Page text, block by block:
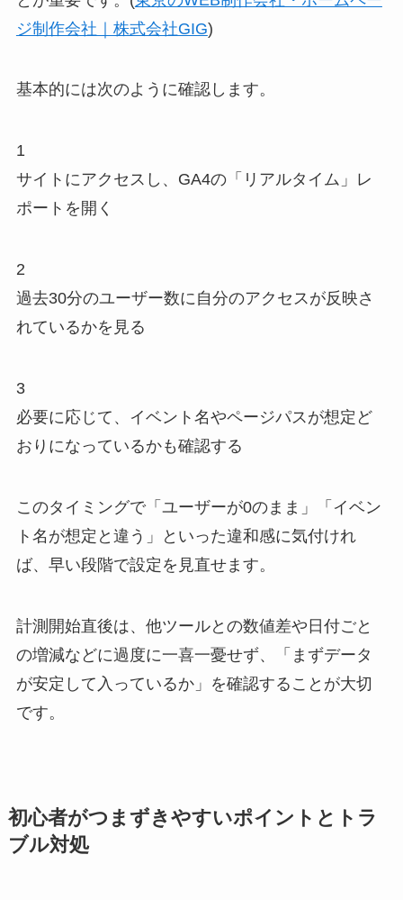
ジ制作会社｜株式会社GIG)
基本的には次のように確認します。
1
サイトにアクセスし、GA4の「リアルタイム」レ
ポートを開く
2
過去30分のユーザー数に自分のアクセスが反映さ
れているかを見る
3
必要に応じて、イベント名やページパスが想定ど
おりになっているかも確認する
このタイミングで「ユーザーが0のまま」「イベン
ト名が想定と違う」といった違和感に気付けれ
ば、早い段階で設定を見直せます。
計測開始直後は、他ツールとの数値差や日付ごと
の増減などに過度に一喜一憂せず、「まずデータ
が安定して入っているか」を確認することが大切
です。
初心者がつまずきやすいポイントとトラ
ブル対処